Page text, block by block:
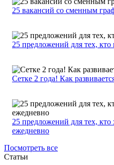
25 вакансий со сменным
25 предложений для тех,
Сетке 2 года! Как
25 предложений для тех,
ежедневно
Посмотреть все
Статьи